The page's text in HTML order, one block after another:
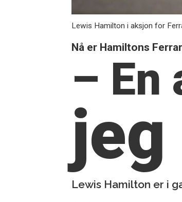
Lewis Hamilton i aksjon for
Nå er Hamiltons
– En
Lewis Hamilton er i